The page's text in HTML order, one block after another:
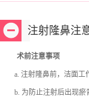
注射隆鼻注
术前注意事项
a. 注射隆鼻前，洁面工
b. 为防止注射后出现